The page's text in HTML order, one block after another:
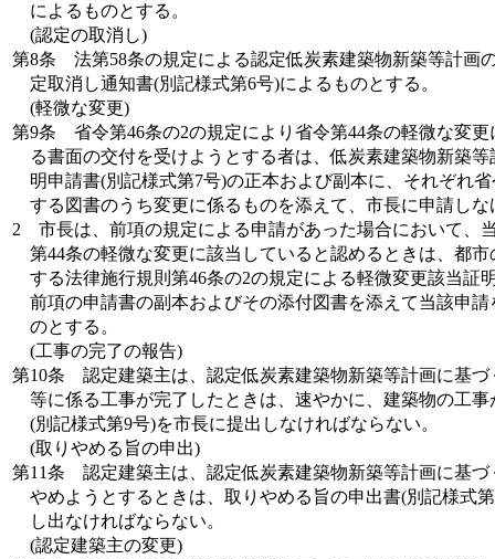
によるものとする。
(認定の取消し)
第8条 法第58条の規定による認定低炭素建築物新築等計画
定取消し通知書(別記様式第6号)によるものとする。
(軽微な変更)
第9条 省令第46条の2の規定により省令第44条の軽微な変
る書面の交付を受けようとする者は、低炭素建築物新築
明申請書(別記様式第7号)の正本および副本に、それぞれ
する図書のうち変更に係るものを添えて、市長に申請し
2 市長は、前項の規定による申請があった場合において、
第44条の軽微な変更に該当していると認めるときは、都
する法律施行規則第46条の2の規定による軽微変更該当証
前項の申請書の副本およびその添付図書を添えて当該申
のとする。
(工事の完了の報告)
第10条 認定建築主は、認定低炭素建築物新築等計画に基
等に係る工事が完了したときは、速やかに、建築物の工
(別記様式第9号)を市長に提出しなければならない。
(取りやめる旨の申出)
第11条 認定建築主は、認定低炭素建築物新築等計画に基
やめようとするときは、取りやめる旨の申出書(別記様式
し出なければならない。
(認定建築主の変更)